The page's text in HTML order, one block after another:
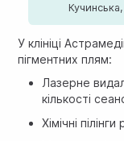
У клініці
пігментних плям:
Лазерне
кількості
Хімічні